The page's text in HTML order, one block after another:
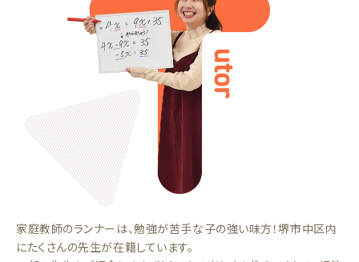
家庭教師のランナーは、勉強が苦手な子の強い味方！堺市中区内
にたくさんの先生が在籍しています。